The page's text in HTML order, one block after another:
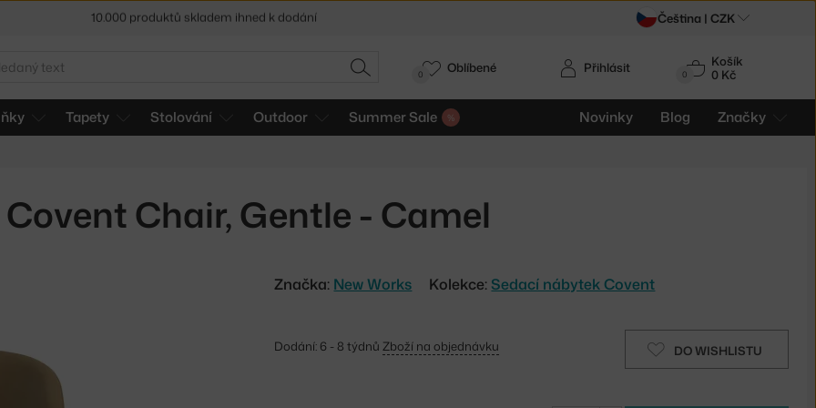
HLEDAT 0
Košík
0 Kč
Tapety Stolování Outdoor Summer Sale Novinky Blog Značky
Přihlásit
0 Oblíbené
Chair, Gentle - Camel
Značka: New Works Kolekce: Sedací nábytek Covent
DO WISHLISTU
Dodání: 6 - 8 týdnůZboží na objednávku
Sleva 5 % pro odběratele newsletteru Čeština | CZK